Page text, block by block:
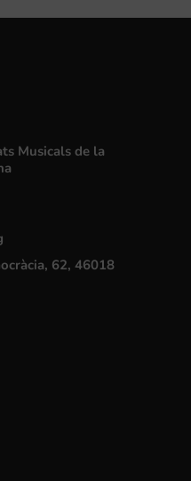
Musicals de la
62, 46018